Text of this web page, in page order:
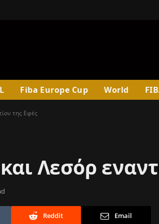
Fiba Europe Cup World
της Εφές
Λεσόρ
Reddit Email